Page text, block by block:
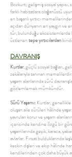
Bozkurt; gelişmiş sosyal
farklı habitatlara olağanüstü
en başarılı yırtıcı
açıdan dünyanın en yaygın
tür, bulunduğu
üstlenentepe yırtıcılardan
DAVRANIŞ
Kurtlar, güçlü sosyal bağları,
zekâlarıyla tanınan
yaşam alanlarında sürü
gözlemlemek mümkündür.
Sürü Yaşamı: Kurtlar, genellikle
oluşan aile sürüleri hâlinde
yavruları korur ve yaşam
içerisinde kendine özgü bir
yaşamlarında geyik, karaca,
avlarlar. Fırsat bulduklarında
keskin dişleri ve ekip hâlinde
kendilerinden çok daha büyük